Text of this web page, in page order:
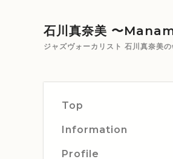
石川真奈美 〜
ジャズヴォーカリスト 石川真奈美
Top
Information
Profile